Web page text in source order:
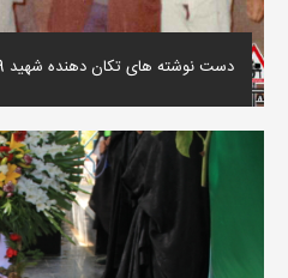
دست نوشته های تکان دهنده شهید 9 دی